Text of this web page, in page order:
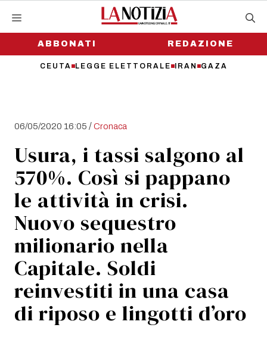
contenutoABBONATI
CEUTA LEGGE ELETTORALE IRAN GAZA
REDAZIONE
06/05/2020 16:05 /Cronaca
Usura, i tassi salgono al
570%. Così si pappano
le attività in crisi.
Nuovo sequestro
milionario nella
Capitale. Soldi
reinvestiti in una casa
di riposo e lingotti d’oro